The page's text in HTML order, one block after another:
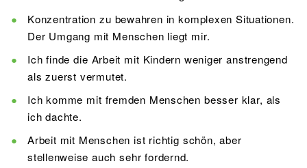
Konzentration zu bewahren in komplexen Situationen.
Der Umgang mit Menschen liegt mir.
Ich finde die Arbeit mit Kindern weniger anstrengend
als zuerst vermutet.
Ich komme mit fremden Menschen besser klar, als
ich dachte.
Arbeit mit Menschen ist richtig schön, aber
stellenweise auch sehr fordernd.